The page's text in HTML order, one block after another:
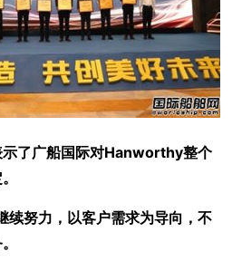
示了广船国际对Hanworthy整个
努力，以客户需求为导向，不